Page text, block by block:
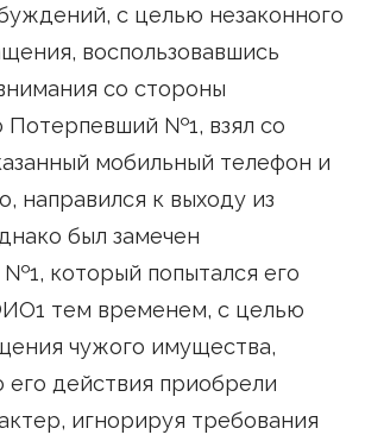
с целью незаконного
воспользовавшись
со стороны
Потерпевший №1, взял со
мобильный телефон и
направился к выходу из
был замечен
который попытался его
тем временем, с целью
чужого имущества,
его действия приобрели
игнорируя требования